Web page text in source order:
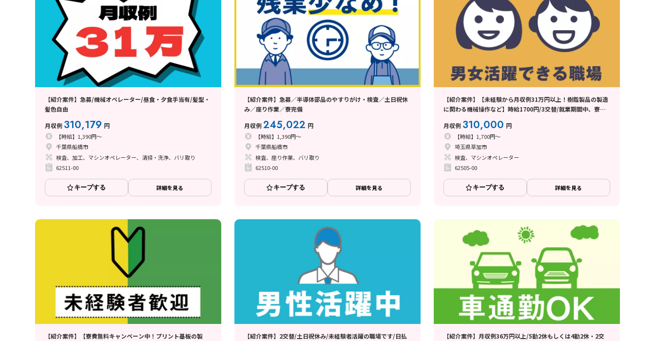
【紹介案件】急募/機械オペレーター/昼食・夕食手当有/髪型・
髪色自由
月収例 310,179 円
【時給】1,390円～
千葉県船橋市
検査、加工、マシンオペレーター、清掃・洗浄、バリ取り
62511-00
キープする 詳細を見る
【紹介案件】急募／半導体部品のやすりがけ・検査／土日祝休
み／座り作業／寮完備
月収例245,022 円
【時給】1,390円～
千葉県船橋市
検査、座り作業、バリ取り
62510-00
キープする 詳細を見る
【紹介案件】【未経験から月収例31万円以上！樹脂製品の製造
に関わる機械操作など】時給1700円/3交替/就業期間中、寮費
修あり◎
月収例 310,000 円
【時給】1,700円～
埼玉県草加市
検査、マシンオペレーター
62505-00
キープする 詳細を見る
【紹介案件】【寮費無料キャンペーン中！プリント基板の製
【紹介案件】2交替/土日祝休み/未経験者活躍の職場です/日払
【紹介案件】月収例36万円以上/5勤2休もしくは4勤2休・2交